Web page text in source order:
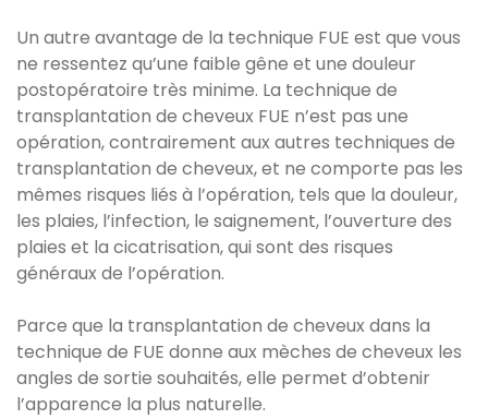
Un autre avantage de la technique FUE est que vous
ne ressentez qu’une faible gêne et une douleur
postopératoire très minime. La technique de
transplantation de cheveux FUE n’est pas une
opération, contrairement aux autres techniques de
transplantation de cheveux, et ne comporte pas les
mêmes risques liés à l’opération, tels que la douleur,
les plaies, l’infection, le saignement, l’ouverture des
plaies et la cicatrisation, qui sont des risques
généraux de l’opération.
Parce que la transplantation de cheveux dans la
technique de FUE donne aux mèches de cheveux les
angles de sortie souhaités, elle permet d’obtenir
l’apparence la plus naturelle.